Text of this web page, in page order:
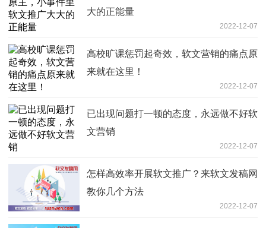
大的正能量
2022-12-07
高校旷课惩罚起奇效，软文营销的痛点原
来就在这里！
2022-12-07
已出现问题打一顿的态度，永远做不好软
文营销
2022-12-07
怎样高效率开展软文推广？来软文发稿网
教你几个方法
2022-12-07